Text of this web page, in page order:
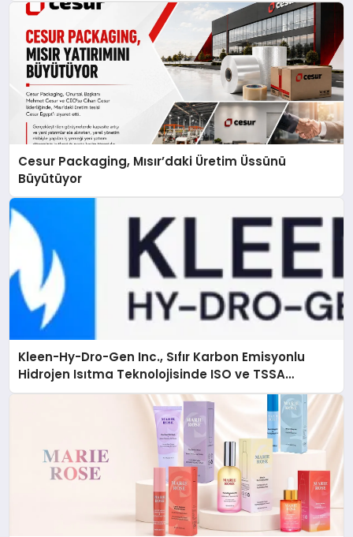
Cesur Packaging, Mısır’daki Üretim Üssünü
Büyütüyor
Kleen-Hy-Dro-Gen Inc., Sıfır Karbon Emisyonlu
Hidrojen Isıtma Teknolojisinde ISO ve TSSA
Düzenleyici Onaylarını Aldı